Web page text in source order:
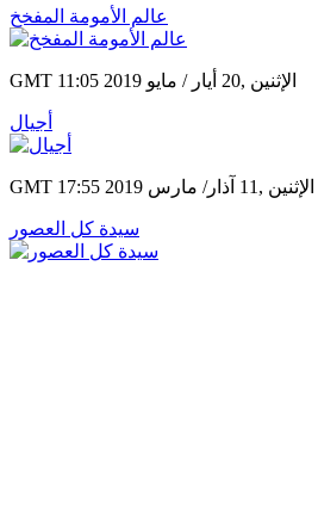
عالم الأمومة المفخخ
GMT 11:05 2019 الإثنين ,20 أيار / مايو
أجيال
GMT 17:55 2019 الإثنين ,11 آذار/ مارس
سيدة كل العصور